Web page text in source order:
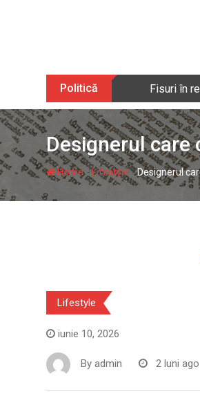
Politică Fisuri în
Designerul care
Home-Lifestyle-Designerul
Lifestyle
iunie 10, 2026
By admin 2 luni ago